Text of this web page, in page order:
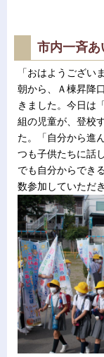
市内一斉あ
「おはようござい
朝から、Ａ棟昇降
きました。今日は
組の児童が、登校
た。「自分から進
つも子供たちに話
でも自分からでき
数参加していただ